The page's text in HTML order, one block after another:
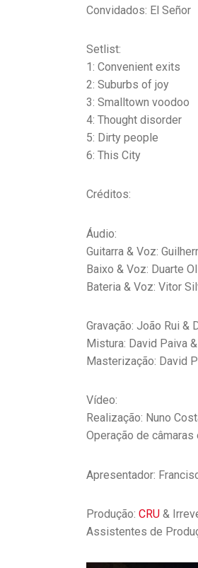
Convidados: El Señor
Setlist:
1: Convenient exits
2: Suburbs of joy
3: Smalltown voodoo
4: Thought disorder
5: Dirty people
6: This City
Créditos:
Áudio:
Guitarra & Voz:
Baixo & Voz: Duarte
Bateria & Voz: Vitor
Gravação: João Rui &
Mistura: David Paiva
Masterização: David
Vídeo:
Realização: Nuno
Operação de câmaras
Apresentador:
Produção: CRU &
Assistentes de